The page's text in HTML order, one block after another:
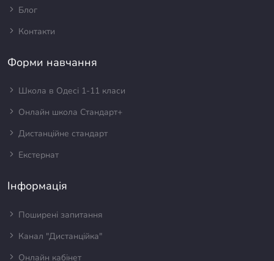
Блог
Контакти
Форми навчання
Школа в Одесі 1-11 класи
Онлайн школа Стандарт+
Дистанційне стандарт
Екстернат
Інформація
Поширені запитання
Канал "Дистанційка"
Онлайн кабінет